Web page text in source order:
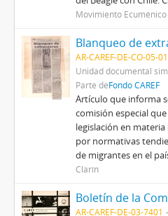
Movimiento
Blanqueo de
AR-CAREF-DE-CO-05-
Unidad documental
Parte deFondo CAREF
Artículo que informa
comisión especial
legislación en
por normativas
de migrantes en el
Clarín
AR-CAREF-DE-03-7401